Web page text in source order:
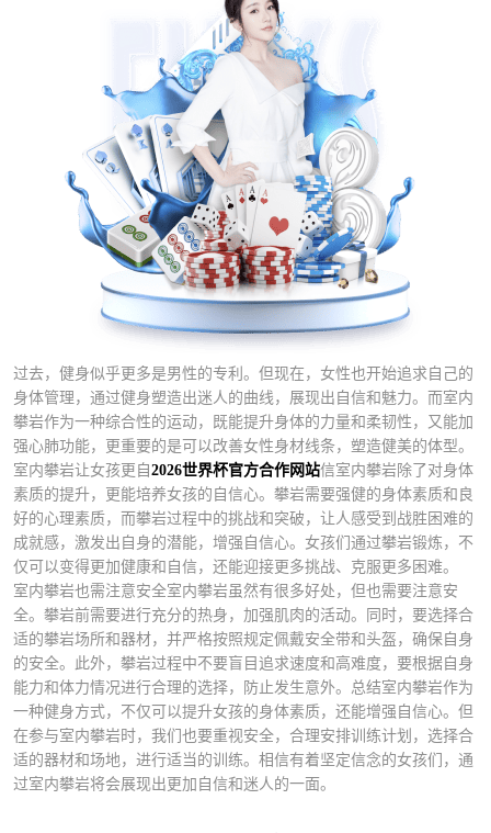
过去，健身似乎更多是男性的专利。但现在，女性也开始追求自己的
身体管理，通过健身塑造出迷人的曲线，展现出自信和魅力。而室内
攀岩作为一种综合性的运动，既能提升身体的力量和柔韧性，又能加
强心肺功能，更重要的是可以改善女性身材线条，塑造健美的体型。
室内攀岩让女孩更自2026世界杯官方合作网站信室内攀岩除了对身体
素质的提升，更能培养女孩的自信心。攀岩需要强健的身体素质和良
好的心理素质，而攀岩过程中的挑战和突破，让人感受到战胜困难的
成就感，激发出自身的潜能，增强自信心。女孩们通过攀岩锻炼，不
仅可以变得更加健康和自信，还能迎接更多挑战、克服更多困难。
室内攀岩也需注意安全室内攀岩虽然有很多好处，但也需要注意安
全。攀岩前需要进行充分的热身，加强肌肉的活动。同时，要选择合
适的攀岩场所和器材，并严格按照规定佩戴安全带和头盔，确保自身
的安全。此外，攀岩过程中不要盲目追求速度和高难度，要根据自身
能力和体力情况进行合理的选择，防止发生意外。总结室内攀岩作为
一种健身方式，不仅可以提升女孩的身体素质，还能增强自信心。但
在参与室内攀岩时，我们也要重视安全，合理安排训练计划，选择合
适的器材和场地，进行适当的训练。相信有着坚定信念的女孩们，通
过室内攀岩将会展现出更加自信和迷人的一面。